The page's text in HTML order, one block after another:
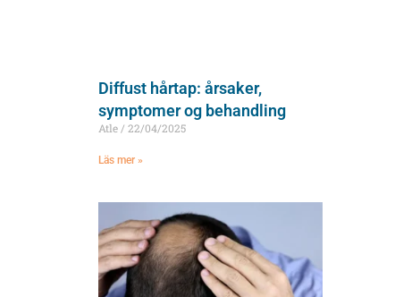
Diffust hårtap: årsaker,
symptomer og behandling
Atle 22/04/2025
Läs mer »